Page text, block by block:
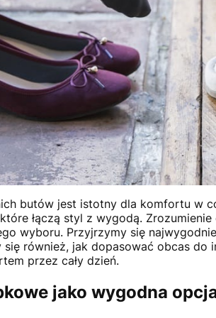
butów jest istotny dla komfortu w
łączą styl z wygodą.
wyboru. Przyjrzymy się
się również, jak dopasować obcas
przez cały dzień.
jako wygodna